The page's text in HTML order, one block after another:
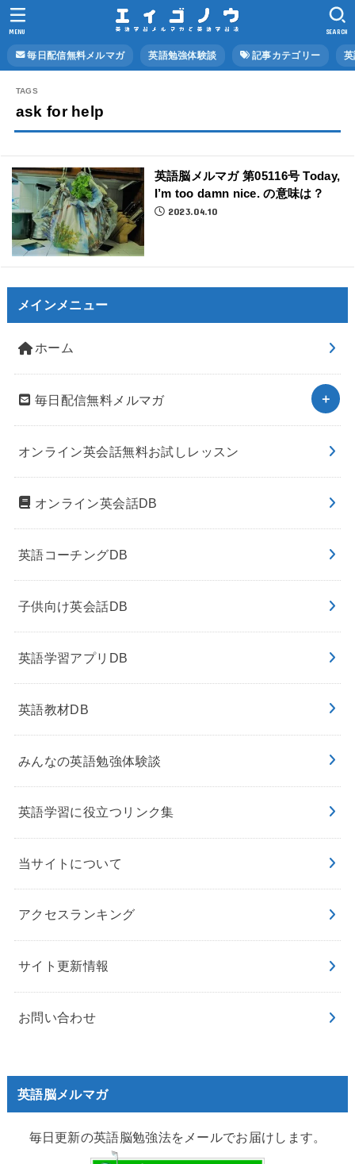
毎日配信無料メルマガ 英語勉強体験談 記事カテゴリー
SEARCH
MENU
ask for help
英語脳メルマガ 第05116号 Today,
I’m too damn nice. の意味は？
2023.04.10
メインメニュー
ホーム
毎日配信無料メルマガ
オンライン英会話無料お試しレッスン
オンライン英会話DB
英語コーチングDB
子供向け英会話DB
英語学習アプリDB
英語教材DB
みんなの英語勉強体験談
英語学習に役立つリンク集
当サイトについて
アクセスランキング
サイト更新情報
お問い合わせ
英語脳メルマガ
毎日更新の英語脳勉強法をメールでお届けします。